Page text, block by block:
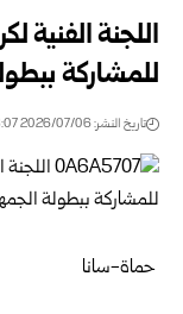
اللجنة الفنية
للمشاركة
تاريخ النشر: 2026/07/06 3:07 مساءً
حماة-سانا